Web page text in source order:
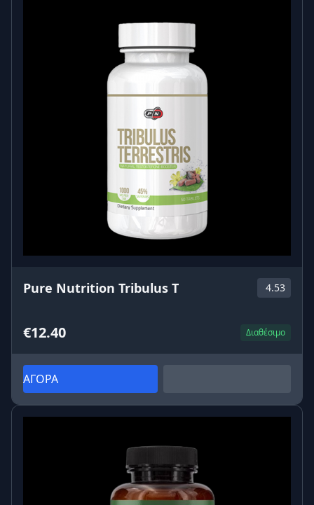
Pure Nutrition Tribulus T 4.53
€12.40 Διαθέσιμο
ΑΓΟΡΑ